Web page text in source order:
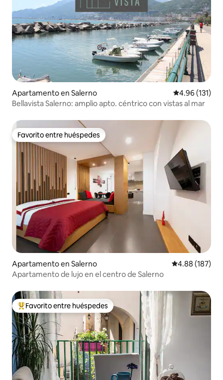
Apartamento en Salerno Calificación
4.96 (131)
Bellavista Salerno: amplio apto. céntrico con vistas al mar
Favorito entre huéspedes
Favorito entre huéspedes
Apartamento en Salerno Calificación
4.88 (187)
Apartamento de lujo en el centro de Salerno
Favorito entre huéspedes preferido
Favorito entre huéspedes